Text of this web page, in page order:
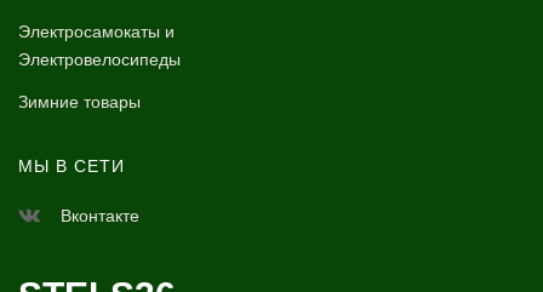
Электросамокаты и
Электровелосипеды
Зимние товары
МЫ В СЕТИ
Вконтакте